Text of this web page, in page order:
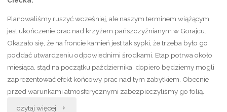
Planowaliśmy ruszyć wcześniej, ale naszym terminem wiążącym
jest ukończenie prac nad krzyżem pańszczyźnianym w Gorajcu.
Okazało się, że na froncie kamień jest tak sypki, że trzeba było go
poddać utwardzeniu odpowiednimi środkami. Etap potrwa około
miesiąca, stąd na początku października, dopiero będziemy mogli
zaprezentować efekt końcowy prac nad tym zabytkiem. Obecnie
przed warunkami atmosferycznymi zabezpieczyliśmy go folią.
czytaj więcej „Ktoś